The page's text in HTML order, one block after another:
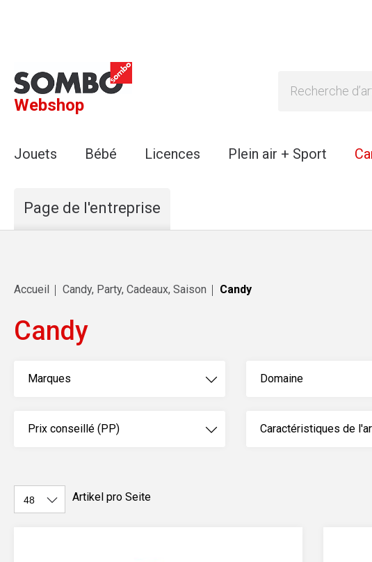
Webshop
Jouets Bébé Licences Plein air + Sport
Page de l'entreprise
Accueil Candy, Party, Cadeaux, Saison Candy
Candy
Marques Domaine
Prix conseillé (PP) Caractéristiques de
Artikel pro Seite